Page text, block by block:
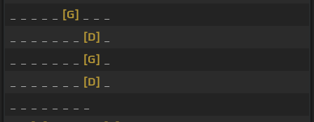
[G]
[D]
[G]
[D]